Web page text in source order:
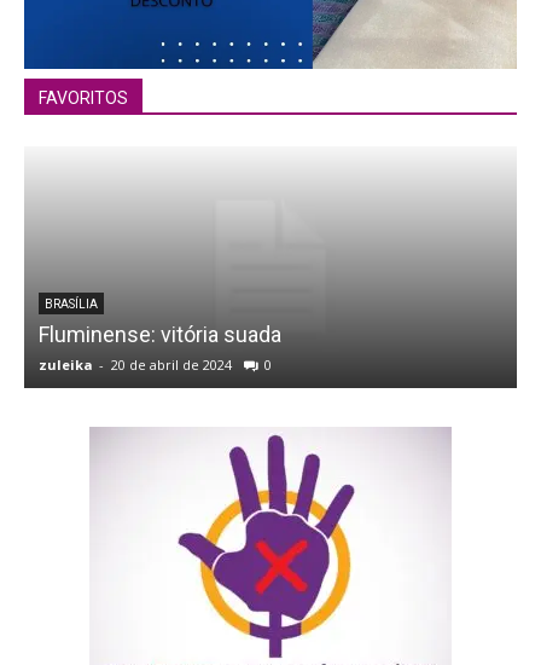
FAVORITOS
BRASÍLIA
Fluminense: vitória suada
zuleika - 20 de abril de 2024 0